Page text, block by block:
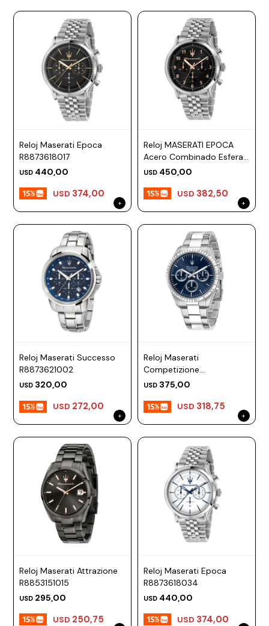
Reloj Maserati Epoca
R8873618017
USD 440,00
USD 374,00
Reloj MASERATI EPOCA
Acero Combinado Esfera
42mm
USD 450,00
USD 382,50
Reloj Maserati Successo
R8873621002
USD 320,00
USD 272,00
Reloj Maserati
Competizione
R8853100022
USD 375,00
USD 318,75
Reloj Maserati Attrazione
R8853151015
USD 295,00
USD 250,75
Reloj Maserati Epoca
R8873618034
USD 440,00
USD 374,00